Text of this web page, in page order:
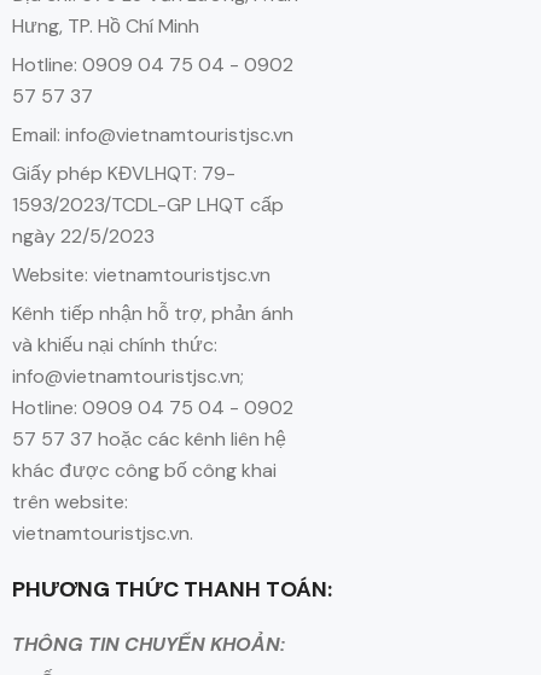
Hưng, TP. Hồ Chí Minh
Hotline: 0909 04 75 04 - 0902
57 57 37
Email: info@vietnamtouristjsc.vn
Giấy phép KĐVLHQT: 79-
1593/2023/TCDL-GP LHQT cấp
ngày 22/5/2023
Website: vietnamtouristjsc.vn
Kênh tiếp nhận hỗ trợ, phản ánh
và khiếu nại chính thức:
info@vietnamtouristjsc.vn;
Hotline: 0909 04 75 04 - 0902
57 57 37 hoặc các kênh liên hệ
khác được công bố công khai
trên website:
vietnamtouristjsc.vn.
PHƯƠNG THỨC THANH TOÁN:
THÔNG TIN CHUYỂN KHOẢN: